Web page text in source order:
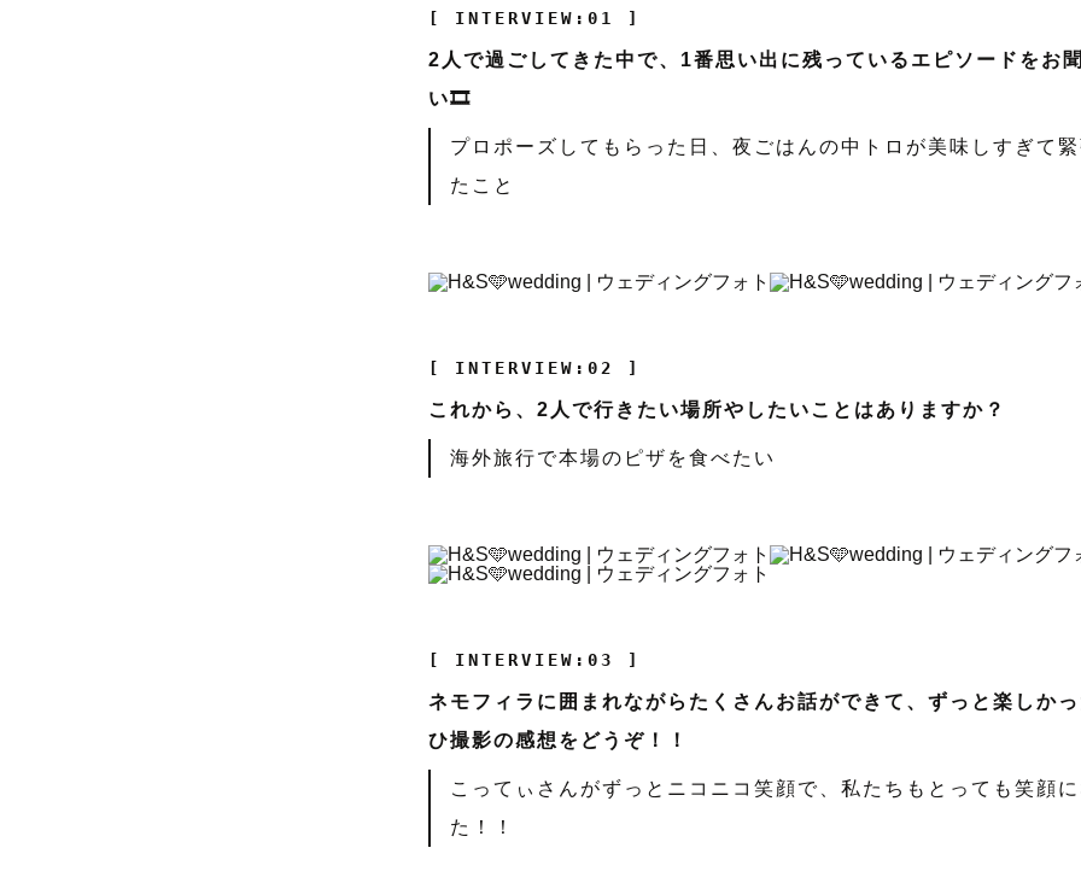
[ INTERVIEW:01 ]
2人で過ごしてきた中で、1番思い出に残っているエピソードをお
い🎞️
プロポーズしてもらった日、夜ごはんの中トロが美味しすぎて
たこと
[ INTERVIEW:02 ]
これから、2人で行きたい場所やしたいことはありますか？
海外旅行で本場のピザを食べたい
[ INTERVIEW:03 ]
ネモフィラに囲まれながらたくさんお話ができて、ずっと楽しか
ひ撮影の感想をどうぞ！！
こってぃさんがずっとニコニコ笑顔で、私たちもとっても笑顔に
た！！